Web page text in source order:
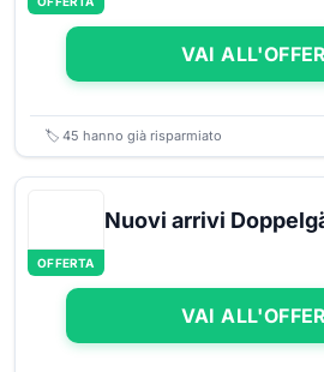
VAI
🏷️ 45 hanno già risparmiato
OFFERTA
Nuovi arrivi
VAI